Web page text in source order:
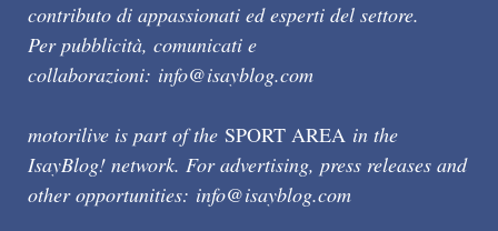
contributo di appassionati ed esperti del settore.
Per pubblicità, comunicati e
collaborazioni: info@isayblog.com
motorilive is part of the SPORT AREA in the
IsayBlog! network. For advertising, press releases and
other opportunities: info@isayblog.com